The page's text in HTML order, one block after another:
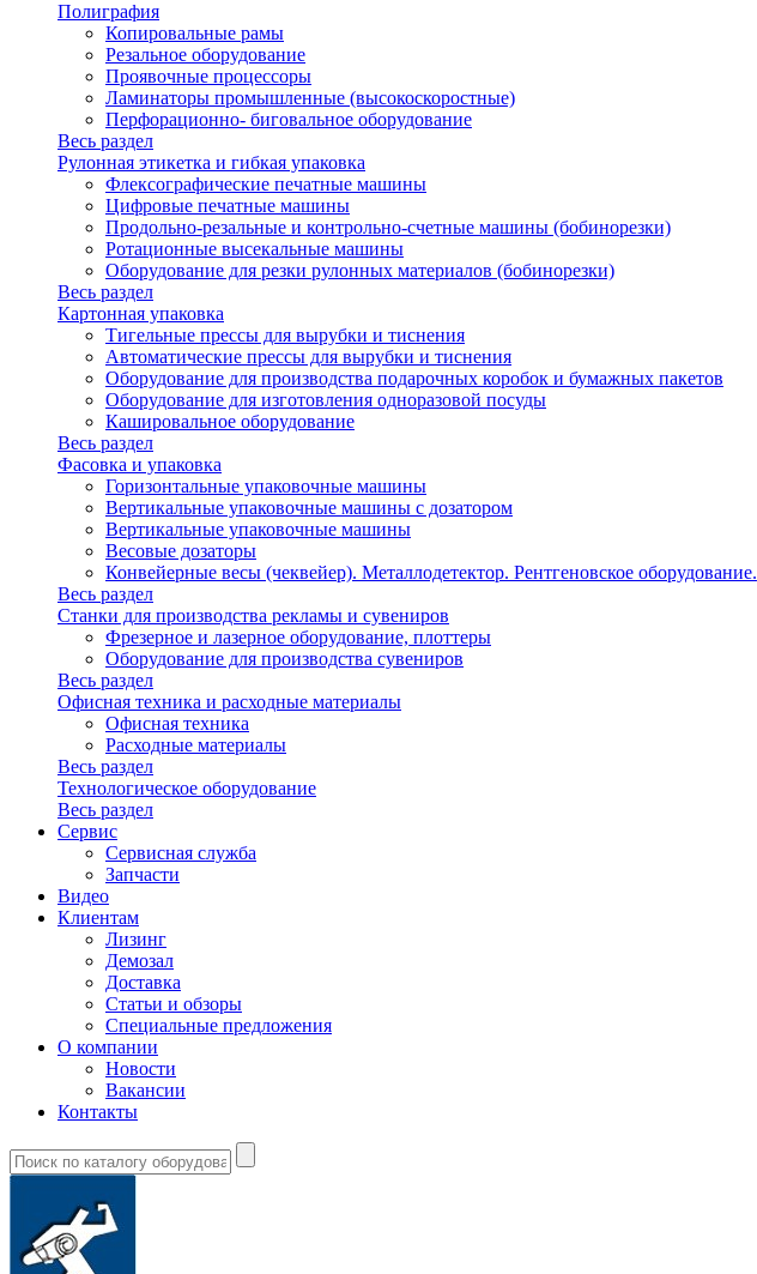
Полиграфия
Копировальные рамы
Резальное оборудование
Проявочные процессоры
Ламинаторы промышленные (высокоскоростные)
Перфорационно- биговальное оборудование
Весь раздел
Рулонная этикетка и гибкая упаковка
Флексографические печатные машины
Цифровые печатные машины
Продольно-резальные и контрольно-счетные машины (бобинорезки)
Ротационные высекальные машины
Оборудование для резки рулонных материалов (бобинорезки)
Весь раздел
Картонная упаковка
Тигельные прессы для вырубки и тиснения
Автоматические прессы для вырубки и тиснения
Оборудование для производства подарочных коробок и бумажных пакетов
Оборудование для изготовления одноразовой посуды
Кашировальное оборудование
Весь раздел
Фасовка и упаковка
Горизонтальные упаковочные машины
Вертикальные упаковочные машины с дозатором
Вертикальные упаковочные машины
Весовые дозаторы
Конвейерные весы (чеквейер). Металлодетектор. Рентгеновское оборудование.
Весь раздел
Станки для производства рекламы и сувениров
Фрезерное и лазерное оборудование, плоттеры
Оборудование для производства сувениров
Весь раздел
Офисная техника и расходные материалы
Офисная техника
Расходные материалы
Весь раздел
Технологическое оборудование
Весь раздел
Сервис
Сервисная служба
Запчасти
Видео
Клиентам
Лизинг
Демозал
Доставка
Статьи и обзоры
Специальные предложения
О компании
Новости
Вакансии
Контакты